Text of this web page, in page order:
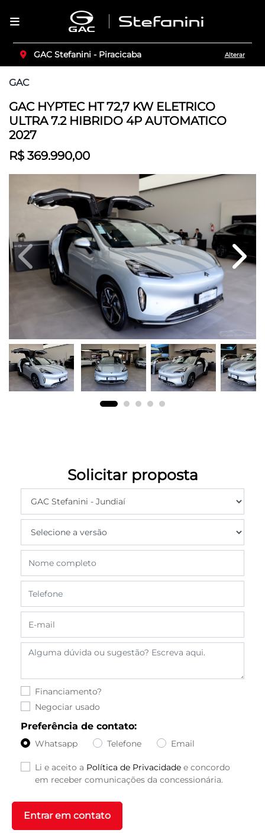
GAC Stefanini - Piracicaba Alterar
GAC
GAC HYPTEC HT 72,7 KW ELETRICO
ULTRA 7.2 HIBRIDO 4P AUTOMATICO
2027
R$ 369.990,00
Previous Next
Solicitar proposta
Financiamento?
Negociar usado
Preferência de contato:
Whatsapp Telefone Email
Li e aceito a Política de Privacidade e concordo
em receber comunicações da concessionária.
Entrar em contato